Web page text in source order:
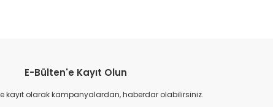
görüntülenemiyor.
bulunuyor.
E-Bülten'e Kayıt Olun
kayıt olarak kampanyalardan, haberdar olabilirsiniz.